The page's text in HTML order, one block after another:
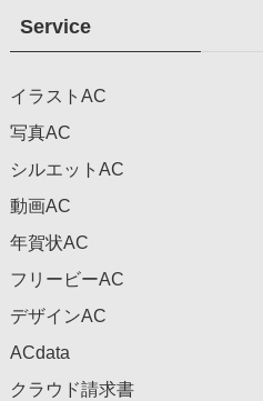
Service
イラストAC
写真AC
シルエットAC
動画AC
年賀状AC
フリービーAC
デザインAC
ACdata
クラウド請求書